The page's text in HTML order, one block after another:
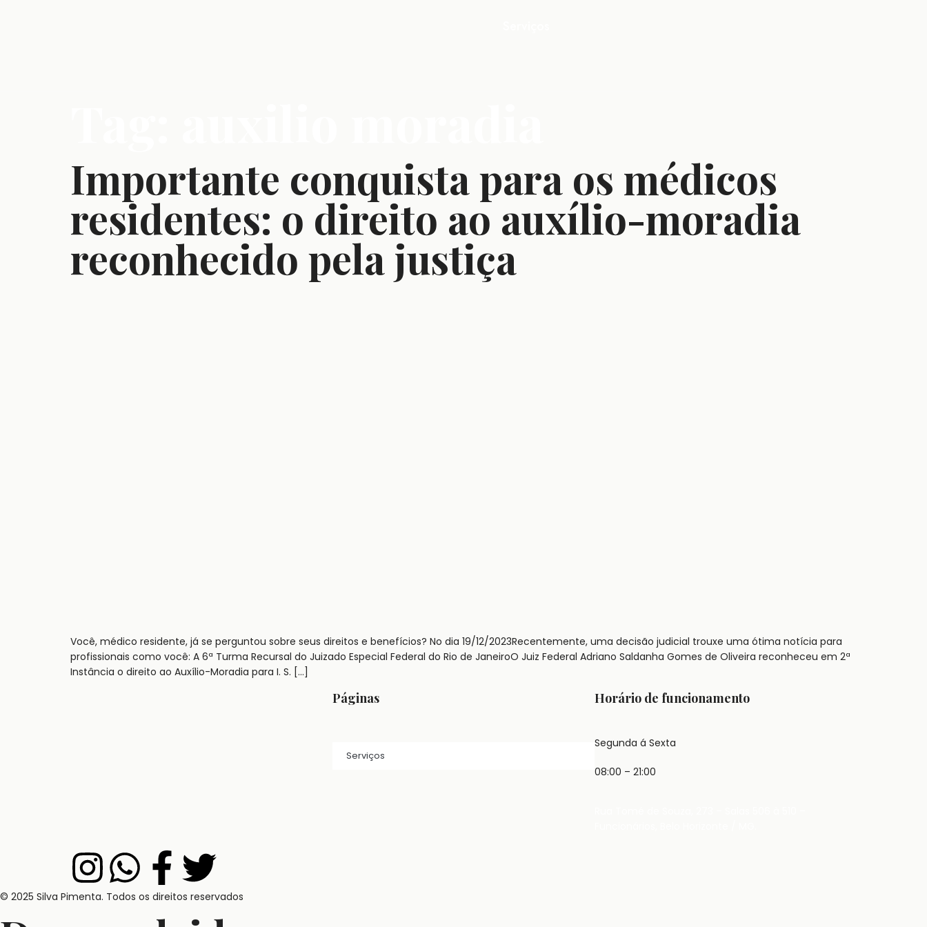
Importante conquista para os médicos
residentes: o direito ao auxílio-moradia
reconhecido pela justiça
Você, médico residente, já se perguntou sobre seus direitos e benefícios? No dia 19/12/2023Recentemente, uma decisão judicial trouxe uma ótima notícia para
profissionais como você: A 6ª Turma Recursal do Juizado Especial Federal do Rio de JaneiroO Juiz Federal Adriano Saldanha Gomes de Oliveira reconheceu em 2ª
Instância o direito ao Auxílio-Moradia para I. S. […]
Páginas
Serviços
Horário de funcionamento
Segunda á Sexta
08:00 – 21:00
© 2025 Silva Pimenta. Todos os direitos reservados